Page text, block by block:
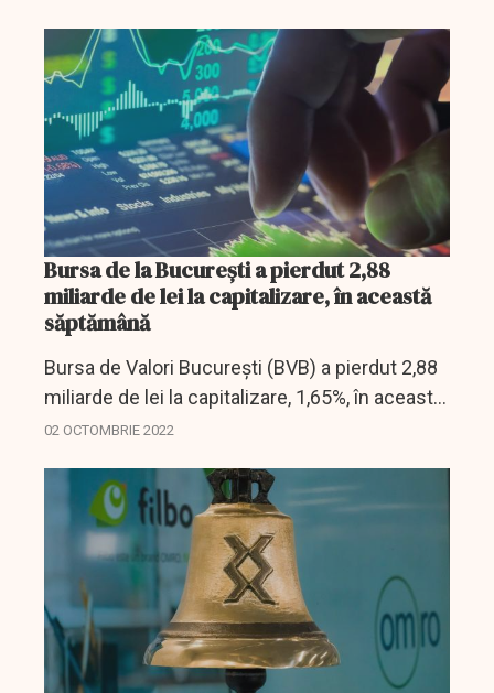
Bursa de la Bucureşti a pierdut 2,88
miliarde de lei la capitalizare, în această
săptămână
Bursa de Valori Bucureşti (BVB) a pierdut 2,88
miliarde de lei la capitalizare, 1,65%, în această
săptămână, iar valoarea tranzacţiilor cu acţiuni
02 OCTOMBRIE 2022